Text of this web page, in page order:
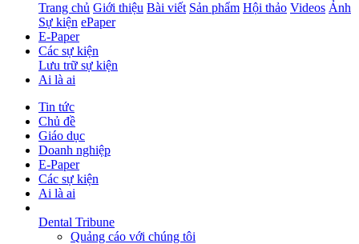
Trang chủ Giới thiệu Bài viết Sản phẩm Hội thảo Videos Ảnh
Sự kiện ePaper
E-Paper
Các sự kiện
Lưu trữ sự kiện
Ai là ai
Tin tức
Chủ đề
Giáo dục
Doanh nghiệp
E-Paper
Các sự kiện
Ai là ai
Dental Tribune
Quảng cáo với chúng tôi